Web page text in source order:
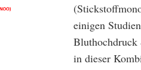
einigen
in dieser